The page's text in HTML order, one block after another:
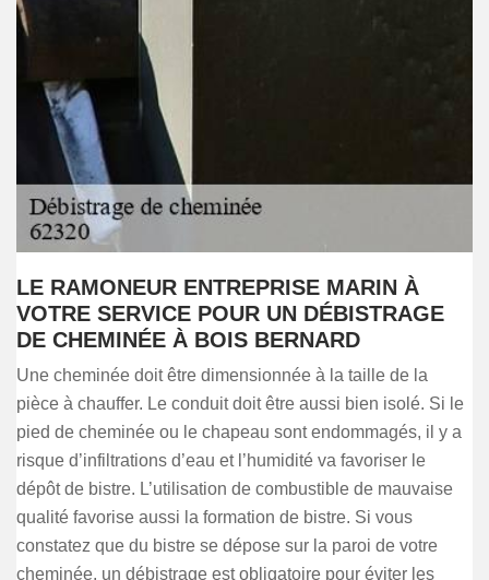
LE RAMONEUR ENTREPRISE MARIN À
VOTRE SERVICE POUR UN DÉBISTRAGE
DE CHEMINÉE À BOIS BERNARD
Une cheminée doit être dimensionnée à la taille de la
pièce à chauffer. Le conduit doit être aussi bien isolé. Si le
pied de cheminée ou le chapeau sont endommagés, il y a
risque d’infiltrations d’eau et l’humidité va favoriser le
dépôt de bistre. L’utilisation de combustible de mauvaise
qualité favorise aussi la formation de bistre. Si vous
constatez que du bistre se dépose sur la paroi de votre
cheminée, un débistrage est obligatoire pour éviter les